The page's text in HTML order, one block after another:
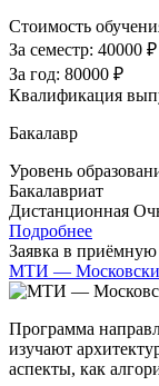
Стоимость
За семестр: 40000 ₽
За год: 80000 ₽
Квалификация
Бакалавр
Уровень
Бакалавриат
Дистанционная
Подробнее
Заявка в
МТИ — Московский
Программа
изучают
аспекты, как